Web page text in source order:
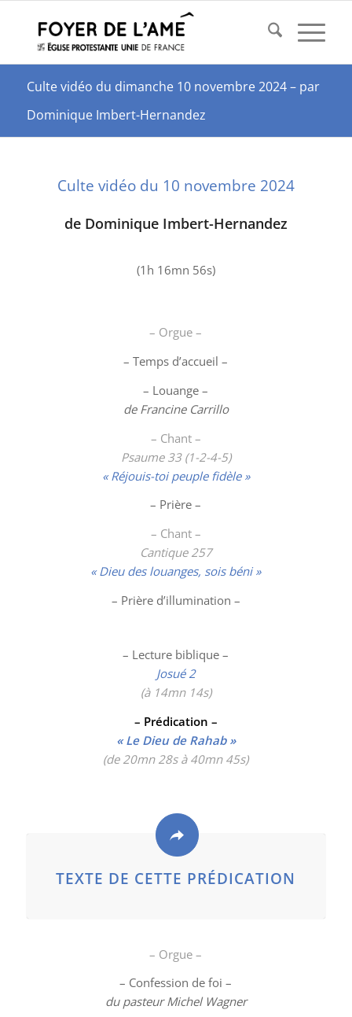
Culte vidéo du dimanche 10 novembre 2024 – par
Dominique Imbert-Hernandez
Culte vidéo du 10 novembre 2024
de Dominique Imbert-Hernandez
(1h 16mn 56s)
– Orgue –
– Temps d’accueil –
– Louange–
de Francine Carrillo
– Chant –
Psaume 33 (1-2-4-5)
« Réjouis-toi peuple fidèle »
– Prière –
– Chant –
Cantique 257
« Dieu des louanges, sois béni »
– Prière d’illumination –
– Lecture biblique –
Josué 2
(à 14mn 14s)
– Prédication –
« Le Dieu de Rahab »
(de 20mn 28s à 40mn 45s)
TEXTE DE CETTE PRÉDICATION
– Orgue –
– Confession de foi –
du pasteur Michel Wagner